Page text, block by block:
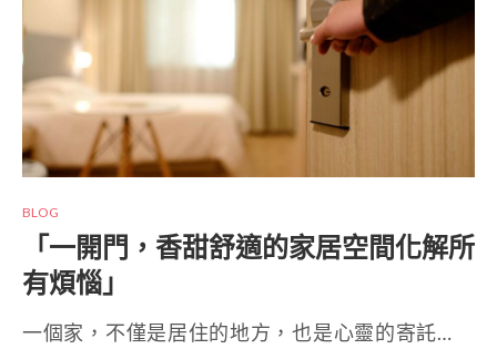
BLOG
「一開門，香甜舒適的家居空間化解所
有煩惱」
一個家，不僅是居住的地方，也是心靈的寄託…